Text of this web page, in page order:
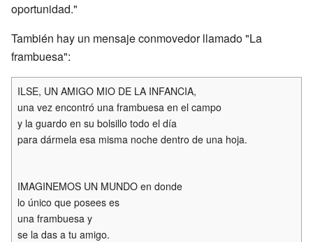
oportunidad."
También hay un mensaje conmovedor llamado "La
frambuesa":
ILSE, UN AMIGO MIO DE LA INFANCIA,
una vez encontró una frambuesa en el campo
y la guardo en su bolsillo todo el día
para dármela esa misma noche dentro de una hoja.
IMAGINEMOS UN MUNDO en donde
lo único que posees es
una frambuesa y
se la das a tu amigo.